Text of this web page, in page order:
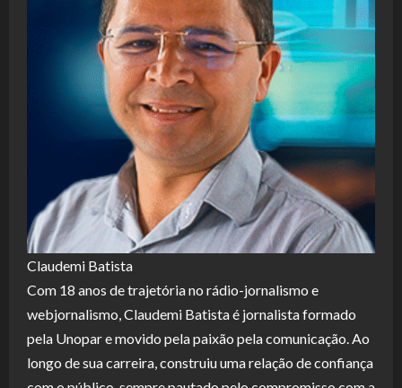
Claudemi Batista
Com 18 anos de trajetória no rádio-jornalismo e
webjornalismo, Claudemi Batista é jornalista formado
pela Unopar e movido pela paixão pela comunicação. Ao
longo de sua carreira, construiu uma relação de confiança